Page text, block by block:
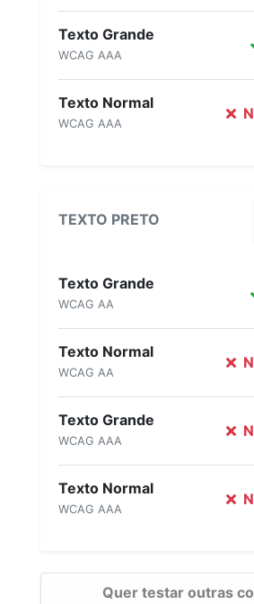
Texto Grande
WCAG AAA
Texto Normal
WCAG AAA
TEXTO PRETO
Texto Grande
WCAG AA
Texto Normal
WCAG AA
Texto Grande
WCAG AAA
Texto Normal
WCAG AAA
Quer testar outras